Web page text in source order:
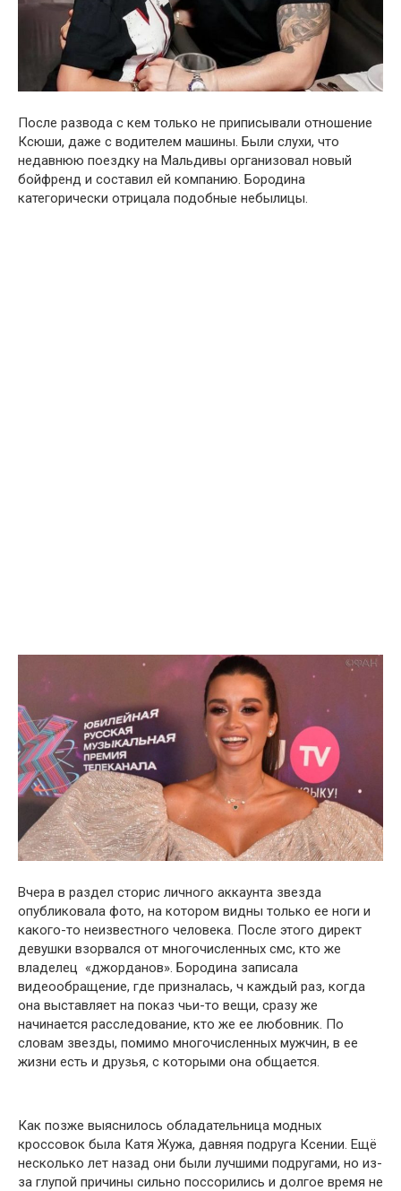
После развода с кем только не приписывали отношение
Ксюши, даже с водителем машины. Были слухи, что
недавнюю поездку на Мальдивы организовал новый
бойфренд и составил ей компанию. Бородина
категорически отрицала подобные небылицы.
Вчера в раздел сторис личного аккаунта звезда
опубликовала фото, на котором видны только ее ноги и
какого-то неизвестного человека. После этого директ
девушки взорвался от многочисленных смс, кто же
владелец «джорданов». Бородина записала
видеообращение, где призналась, ч каждый раз, когда
она выставляет на показ чьи-то вещи, сразу же
начинается расследование, кто же ее любовник. По
словам звезды, помимо многочисленных мужчин, в ее
жизни есть и друзья, с которыми она общается.
Как позже выяснилось обладательница модных
кроссовок была Катя Жужа, давняя подруга Ксении. Ещё
несколько лет назад они были лучшими подругами, но из-
за глупой причины сильно поссорились и долгое время не